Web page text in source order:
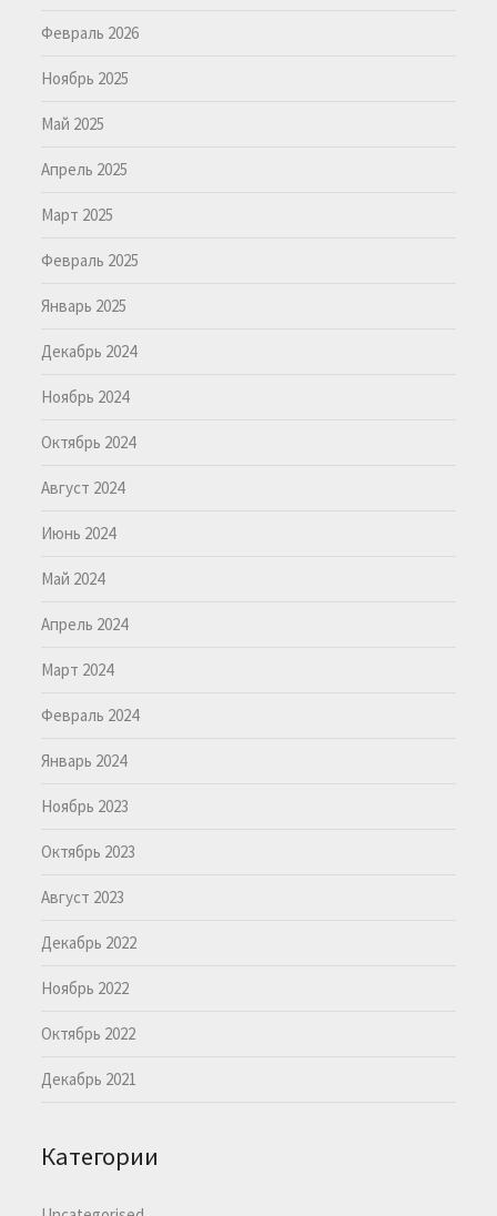
Февраль 2026
Ноябрь 2025
Май 2025
Апрель 2025
Март 2025
Февраль 2025
Январь 2025
Декабрь 2024
Ноябрь 2024
Октябрь 2024
Август 2024
Июнь 2024
Май 2024
Апрель 2024
Март 2024
Февраль 2024
Январь 2024
Ноябрь 2023
Октябрь 2023
Август 2023
Декабрь 2022
Ноябрь 2022
Октябрь 2022
Декабрь 2021
Категории